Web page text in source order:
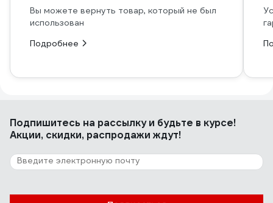
Вы можете вернуть товар, который не был
использован
Подробнее
Подпишитесь на рассылкуи будьте в курсе!
Акции, скидки, распродажи ждут!